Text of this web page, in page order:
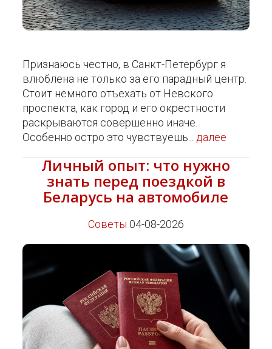
Признаюсь честно, в Санкт-Петербург я
влюблена не только за его парадный центр.
Стоит немного отъехать от Невского
проспекта, как город и его окрестности
раскрываются совершенно иначе.
Особенно остро это чувствуешь... далее
Личный опыт: что нужно
знать перед поездкой в
Беларусь на автомобиле
Советы 04-08-2026